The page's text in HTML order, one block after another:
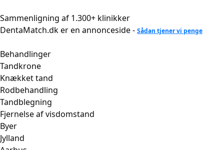
til
indhold
Sammenligning af 1.300+ klinikker
DentaMatch.dk er en annonceside - Sådan tjener vi penge
Behandlinger
Tandkrone
Knækket tand
Rodbehandling
Tandblegning
Fjernelse af visdomstand
Byer
Jylland